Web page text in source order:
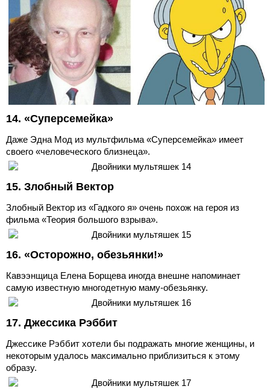
14. «Суперсемейка»
Даже Эдна Мод из мультфильма «Суперсемейка» имеет
своего «человеческого близнеца».
15. Злобный Вектор
Злобный Вектор из «Гадкого я» очень похож на героя из
фильма «Теория большого взрыва».
16. «Осторожно, обезьянки!»
Кавээнщица Елена Борщева иногда внешне напоминает
самую известную многодетную маму-обезьянку.
17. Джессика Рэббит
Джессике Рэббит хотели бы подражать многие женщины, и
некоторым удалось максимально приблизиться к этому
образу.